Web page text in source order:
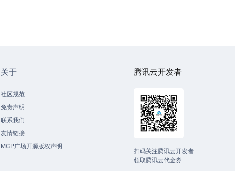
关于
社区规范
免责声明
联系我们
友情链接
MCP广场开源版权声明
腾讯云开发者
扫码关注腾讯云开发者
领取腾讯云代金券